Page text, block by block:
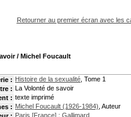
Retourner au premier écran avec les
/ Michel Foucault
: Histoire de la sexualité , Tome 1
: La Volonté de savoir
: texte imprimé
: Michel Foucault (1926-1984) , Auteur
Paris [France] : Gallimard